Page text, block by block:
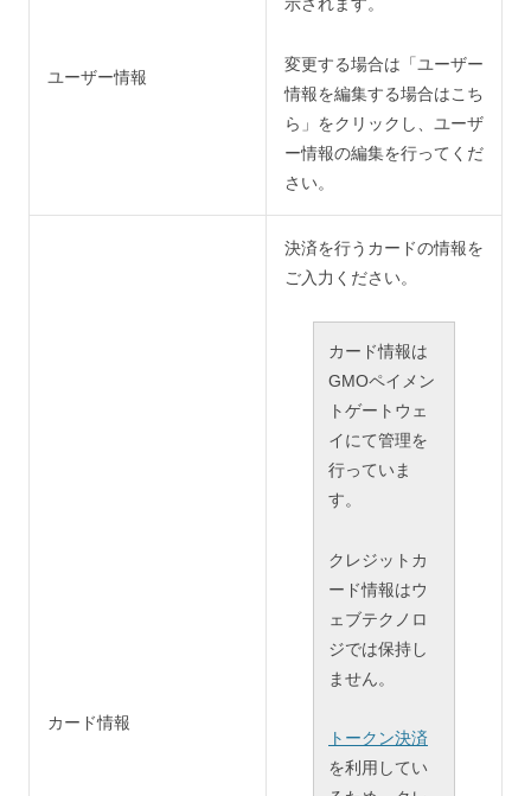
ユーザー情報
示されます。
変更する場合は「ユーザー
情報を編集する場合はこち
ら」をクリックし、ユーザ
ー情報の編集を行ってくだ
さい。
カード情報
決済を行うカードの情報を
ご入力ください。
カード情報は
GMOペイメン
トゲートウェ
イにて管理を
行っていま
す。
クレジットカ
ード情報はウ
ェブテクノロ
ジでは保持し
ません。
トークン決済
を利用してい